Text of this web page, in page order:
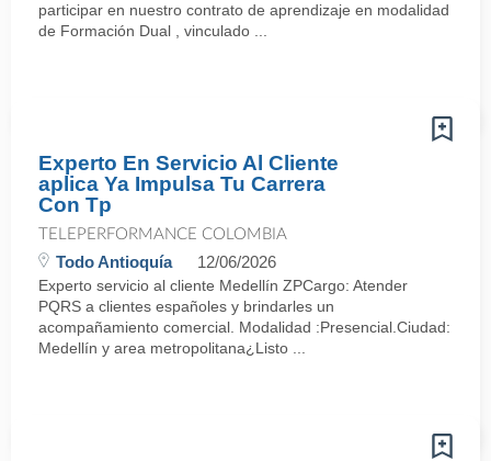
participar en nuestro contrato de aprendizaje en modalidad
de Formación Dual , vinculado ...
Experto En Servicio Al Cliente
aplica Ya Impulsa Tu Carrera
Con Tp
TELEPERFORMANCE COLOMBIA
Todo Antioquía 12/06/2026
Experto servicio al cliente Medellín ZPCargo: Atender
PQRS a clientes españoles y brindarles un
acompañamiento comercial. Modalidad :Presencial.Ciudad:
Medellín y area metropolitana¿Listo ...